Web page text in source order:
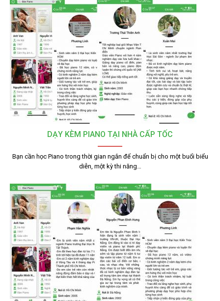
DẠY KÈM PIANO TẠI NHÀ CẤP TỐC
Bạn cần học Piano trong thời gian ngắn để chuẩn bị cho một buổi biểu
diễn, một kỳ thi năng…